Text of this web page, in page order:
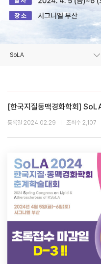
SoLA
[한국지질동맥경화학회]
등록일 2024.02.29 조회수 2,107